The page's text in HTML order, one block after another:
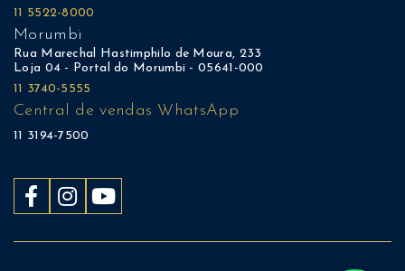
11 5522-8000
Morumbi
Rua Marechal Hastimphilo de Moura, 233
Loja 04 - Portal do Morumbi - 05641-000
11 3740-5555
Central de vendas WhatsApp
11 3194-7500